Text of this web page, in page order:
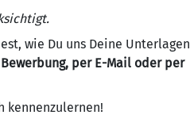
wie Du uns Deine Unterlagen
per E-Mail oder per
kennenzulernen!